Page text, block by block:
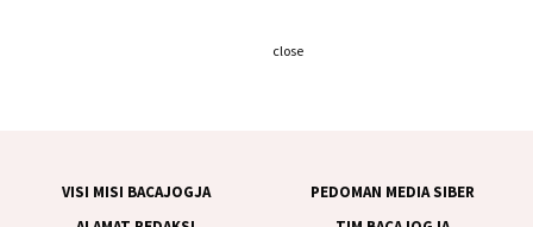
VISI MISI BACAJOGJA
PEDOMAN MEDIA SIBER
close